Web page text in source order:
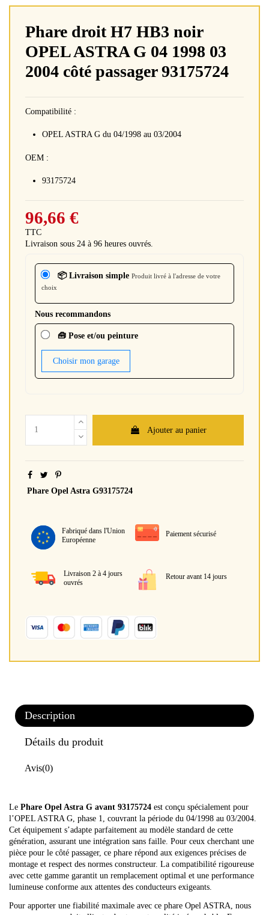
Phare droit H7 HB3 noir
OPEL ASTRA G 04 1998 03
2004 côté passager 93175724
Compatibilité :
OPEL ASTRA G du 04/1998 au 03/2004
OEM :
93175724
96,66 €
TTC
Livraison sous 24 à 96 heures ouvrés.
📦 Livraison simple Produit livré à l'adresse de votre
choix
Nous recommandons
🧰 Pose et/ou peinture
Choisir mon garage
Ajouter au panier
Phare Opel Astra G93175724
Fabriqué dans l'Union
Européenne
Paiement sécurisé
Livraison 2 à 4 jours
ouvrés
Retour avant 14 jours
Description
Détails du produit
Avis(0)
Le Phare Opel Astra G avant 93175724 est conçu spécialement pour
l’OPEL ASTRA G, phase 1, couvrant la période du 04/1998 au 03/2004.
Cet équipement s’adapte parfaitement au modèle standard de cette
génération, assurant une intégration sans faille. Pour ceux cherchant une
pièce pour le côté passager, ce phare répond aux exigences précises de
montage et respect des normes constructeur. La compatibilité rigoureuse
avec cette gamme garantit un remplacement optimal et une performance
lumineuse conforme aux attentes des conducteurs exigeants.
Pour apporter une fiabilité maximale avec ce phare Opel ASTRA, nous